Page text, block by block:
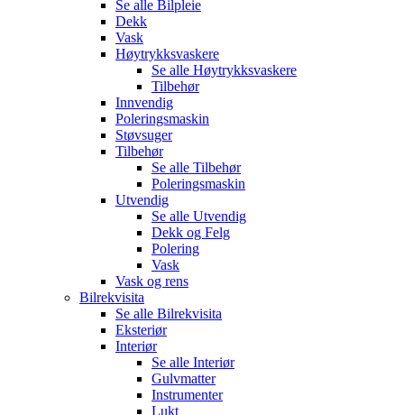
Se alle Bilpleie
Dekk
Vask
Høytrykksvaskere
Se alle Høytrykksvaskere
Tilbehør
Innvendig
Poleringsmaskin
Støvsuger
Tilbehør
Se alle Tilbehør
Poleringsmaskin
Utvendig
Se alle Utvendig
Dekk og Felg
Polering
Vask
Vask og rens
Bilrekvisita
Se alle Bilrekvisita
Eksteriør
Interiør
Se alle Interiør
Gulvmatter
Instrumenter
Lukt